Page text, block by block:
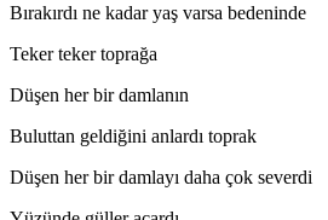
Bırakırdı ne kadar yaş varsa bedeninde
Teker teker toprağa
Düşen her bir damlanın
Buluttan geldiğini anlardı toprak
Düşen her bir damlayı daha çok severdi